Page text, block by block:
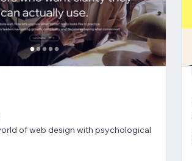
of web design with psychological